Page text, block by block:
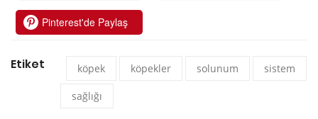
Pinterest'de Paylaş
Etiket köpek köpekler solunum sistem
sağlığı